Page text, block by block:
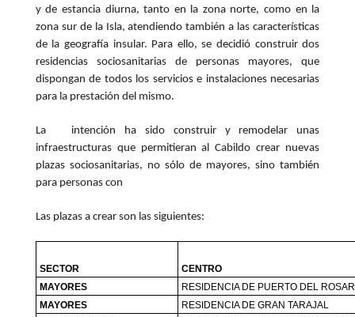
y de estancia diurna, tanto en la zona norte, como en la
zona sur de la Isla, atendiendo también a las características
de la geografía insular. Para ello, se decidió construir dos
residencias sociosanitarias de personas mayores, que
dispongan de todos los servicios e instalaciones necesarias
para la prestación del mismo.
La intención ha sido construir y remodelar unas
infraestructuras que permitieran al Cabildo crear nuevas
plazas sociosanitarias, no sólo de mayores, sino también
para personas con
Las plazas a crear son las siguientes:
SECTOR
CENTRO
MAYORES
RESIDENCIA DE PUERTO DEL
MAYORES
RESIDENCIA DE GRAN TARAJAL